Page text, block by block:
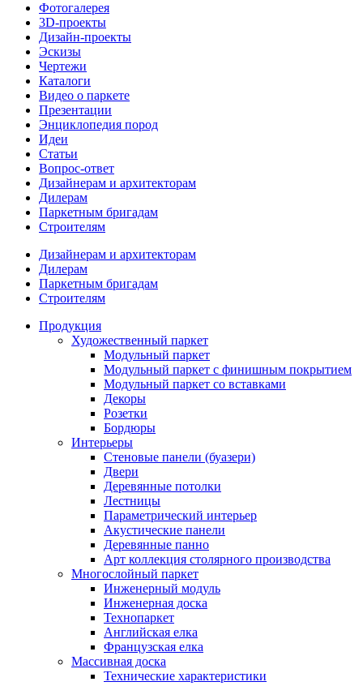
Фотогалерея
3D-проекты
Дизайн-проекты
Эскизы
Чертежи
Каталоги
Видео о паркете
Презентации
Энциклопедия пород
Идеи
Статьи
Вопрос-ответ
Дизайнерам и архитекторам
Дилерам
Паркетным бригадам
Строителям
Дизайнерам и архитекторам
Дилерам
Паркетным бригадам
Строителям
Продукция
Художественный паркет
Модульный паркет
Модульный паркет с финишным покрытием
Модульный паркет со вставками
Декоры
Розетки
Бордюры
Интерьеры
Стеновые панели (буазери)
Двери
Деревянные потолки
Лестницы
Параметрический интерьер
Акустические панели
Деревянные панно
Арт коллекция столярного производства
Многослойный паркет
Инженерный модуль
Инженерная доска
Технопаркет
Английская елка
Французская елка
Массивная доска
Технические характеристики